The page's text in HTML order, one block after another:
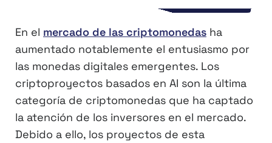
En el mercado de las criptomonedas ha
aumentado notablemente el entusiasmo por
las monedas digitales emergentes. Los
criptoproyectos basados en AI son la última
categoría de criptomonedas que ha captado
la atención de los inversores en el mercado.
Debido a ello, los proyectos de esta